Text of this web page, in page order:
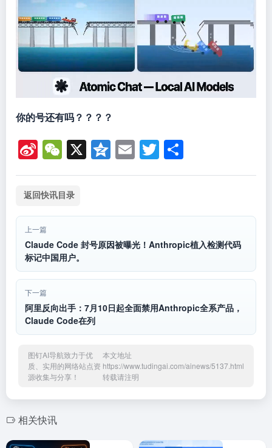
你的号还有吗？？？？
Si
n
a
W
ei
b
o
W
e
C
h
X Q
z
E
m
T
wi 享
返回快讯目录
上一篇
Claude Code 封号原因被曝光！Anthropic植入检测代码
标记中国用户。
下一篇
阿里反向出手：7月10日起全面禁用Anthropic全系产品，
Claude Code在列
图钉AI导航致力于优
质、实用的网络站点资
源收集与分享！
本文地址
https://www.tudingai.com/ainews/5137.html
转载请注明
相关快讯